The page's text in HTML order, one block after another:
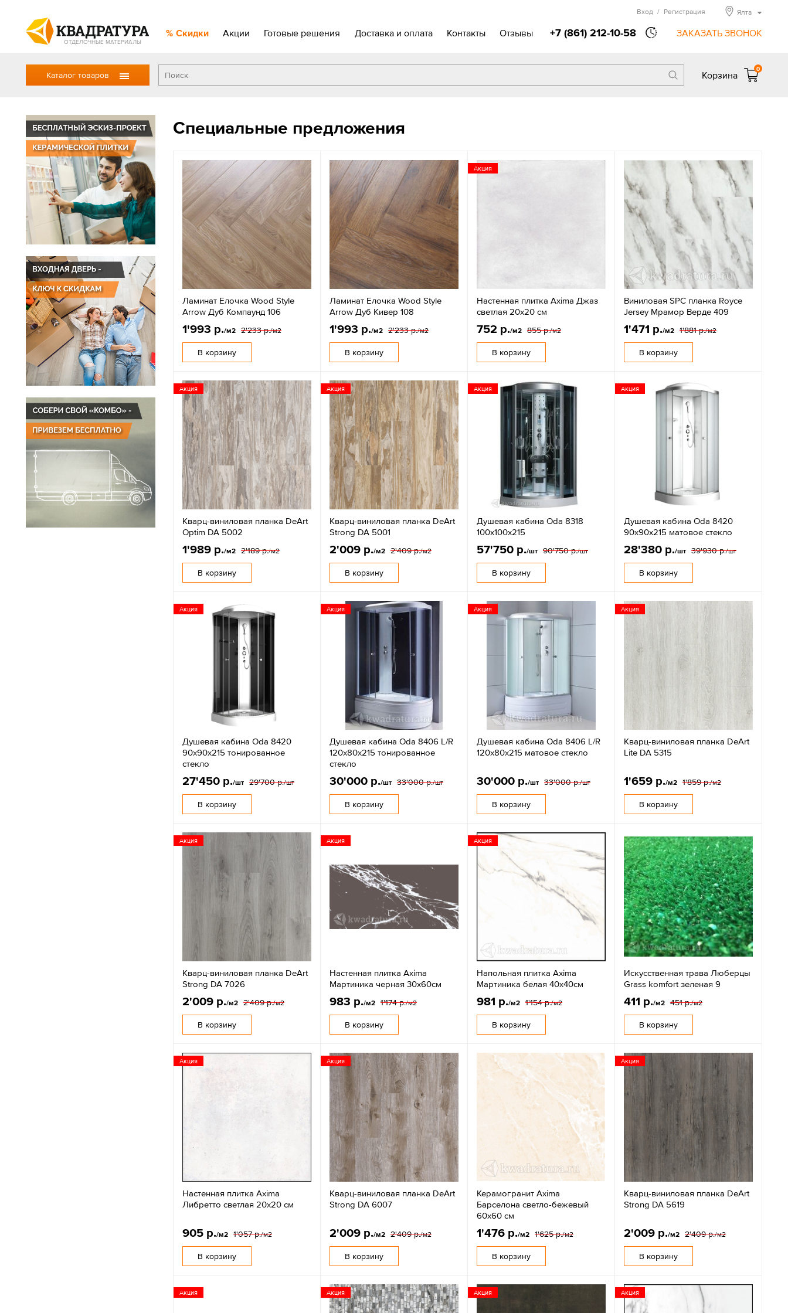
ОТДЕЛОЧНЫЕ МАТЕРИАЛЫ
Скидки Акции Готовые решения Доставка и оплата Контакты Отзывы +7 (861) 212-10-58 ЗАКАЗАТЬ ЗВОНОК
Вход / Регистрация Ялта
Каталог товаров Корзина
0
Специальные предложения
Ламинат Елочка Wood Style
Arrow Дуб Компаунд 106
1'993 р./м2 2'233 р./м2
В корзину
Ламинат Елочка Wood Style
Arrow Дуб Кивер 108
1'993 р./м2 2'233 р./м2
В корзину
Акция
Настенная плитка Axima Джаз
светлая 20x20 см
752 р./м2 855 р./м2
В корзину
Виниловая SPC планка Royce
Jersey Мрамор Верде 409
1'471 р./м2 1'881 р./м2
В корзину
Акция
Кварц-виниловая планка DeArt
Optim DA 5002
1'989 р./м2 2'189 р./м2
В корзину
Акция
Кварц-виниловая планка DeArt
Strong DA 5001
2'009 р./м2 2'409 р./м2
В корзину
Акция
Душевая кабина Oda 8318
100х100х215
57'750 р./шт 90'750 р./шт
В корзину
Акция
Душевая кабина Oda 8420
90х90х215 матовое стекло
28'380 р./шт 39'930 р./шт
В корзину
Акция
Душевая кабина Oda 8420
90х90х215 тонированное
стекло
27'450 р./шт 29'700 р./шт
В корзину
Акция
Душевая кабина Oda 8406 L/R
120х80х215 тонированное
стекло
30'000 р./шт 33'000 р./шт
В корзину
Акция
Душевая кабина Oda 8406 L/R
120х80х215 матовое стекло
30'000 р./шт 33'000 р./шт
В корзину
Акция
Кварц-виниловая планка DeArt
Lite DA 5315
1'659 р./м2 1'859 р./м2
В корзину
Акция
Кварц-виниловая планка DeArt
Strong DA 7026
2'009 р./м2 2'409 р./м2
В корзину
Акция
Настенная плитка Axima
Мартиника черная 30х60см
983 р./м2 1'174 р./м2
В корзину
Акция
Напольная плитка Axima
Мартиника белая 40х40см
981 р./м2 1'154 р./м2
В корзину
Искусственная трава Люберцы
Grass komfort зеленая 9
411 р./м2 451 р./м2
В корзину
Акция
Настенная плитка Axima
Либретто светлая 20x20 см
905 р./м2 1'057 р./м2
В корзину
Акция
Кварц-виниловая планка DeArt
Strong DA 6007
2'009 р./м2 2'409 р./м2
В корзину
Керамогранит Axima
Барселона светло-бежевый
60х60 см
1'476 р./м2 1'625 р./м2
В корзину
Акция
Кварц-виниловая планка DeArt
Strong DA 5619
2'009 р./м2 2'409 р./м2
В корзину
Акция Акция Акция Акция